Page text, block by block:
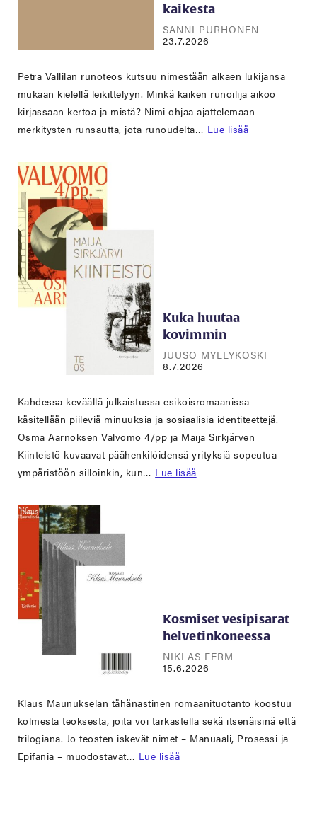
kaikesta
SANNI PURHONEN
23.7.2026
Petra Vallilan runoteos kutsuu nimestään alkaen lukijansa
mukaan kielellä leikittelyyn. Minkä kaiken runoilija aikoo
kirjassaan kertoa ja mistä? Nimi ohjaa ajattelemaan
merkitysten runsautta, jota runoudelta… Lue lisää
Kuka huutaa
kovimmin
JUUSO MYLLYKOSKI
8.7.2026
Kahdessa keväällä julkaistussa esikoisromaanissa
käsitellään piileviä minuuksia ja sosiaalisia identiteettejä.
Osma Aarnoksen Valvomo 4/pp ja Maija Sirkjärven
Kiinteistö kuvaavat päähenkilöidensä yrityksiä sopeutua
ympäristöön silloinkin, kun… Lue lisää
Kosmiset vesipisarat
helvetinkoneessa
NIKLAS FERM
15.6.2026
Klaus Maunukselan tähänastinen romaanituotanto koostuu
kolmesta teoksesta, joita voi tarkastella sekä itsenäisinä että
trilogiana. Jo teosten iskevät nimet – Manuaali, Prosessi ja
Epifania – muodostavat… Lue lisää